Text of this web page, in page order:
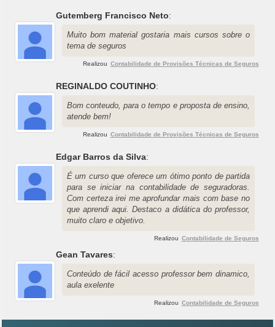
Gutemberg Francisco Neto:
Muito bom material gostaria mais cursos sobre o
tema de seguros
Realizou Contabilidade de Provisões Técnicas de Seguros
REGINALDO COUTINHO:
Bom conteudo, para o tempo e proposta de ensino,
atende bem!
Realizou Contabilidade de Provisões Técnicas de Seguros
Edgar Barros da Silva:
É um curso que oferece um ótimo ponto de partida
para se iniciar na contabilidade de seguradoras.
Com certeza irei me aprofundar mais com base no
que aprendi aqui. Destaco a didática do professor,
muito claro e objetivo.
Realizou Contabilidade de Seguros
Gean Tavares:
Conteúdo de fácil acesso professor bem dinamico,
aula exelente
Realizou Contabilidade de Seguros